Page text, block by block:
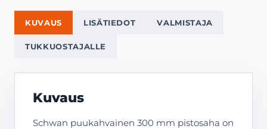
KUVAUS LISÄTIEDOT VALMISTAJA
TUKKUOSTAJALLE
Kuvaus
Schwan puukahvainen 300 mm pistosaha on